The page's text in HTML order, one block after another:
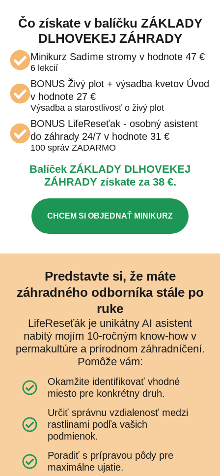
Čo získate v balíčku ZÁKLADY
DLHOVEKEJ ZÁHRADY
Minikurz Sadíme stromy v hodnote 47 €
6 lekcií
BONUS Živý plot + výsadba kvetov Úvod
v hodnote 27 €
Výsadba a starostlivosť o živý plot
BONUS LifeReseťak - osobný asistent
do záhrady 24/7 v hodnote 31 €
100 správ ZADARMO
Balíček ZÁKLADY DLHOVEKEJ
ZÁHRADY získate za 38 €.
CHCEM SI OBJEDNAŤ MINIKURZ
Predstavte si, že máte
záhradného odborníka stále po
ruke
LifeReseťák je unikátny AI asistent
nabitý mojím 10-ročným know-how v
permakultúre a prírodnom záhradníčení.
Pomôže vám:
Okamžite identifikovať vhodné
miesto pre konkrétny druh.
Určiť správnu vzdialenosť medzi
rastlinami podľa vašich
podmienok.
Poradiť s prípravou pôdy pre
maximálne ujatie.